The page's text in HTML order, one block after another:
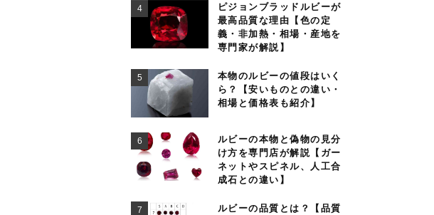
ピジョンブラッドルビーが
最高品質な理由【色の定
義・非加熱・相場・産地を
専門家が解説】
本物のルビーの値段はいく
ら？【安いものとの違い・
相場と価格表も紹介】
ルビーの本物と偽物の見分
け方を専門店が解説【ガー
ネットやスピネル、人工合
成石との違い】
ルビーの品質とは？【品質